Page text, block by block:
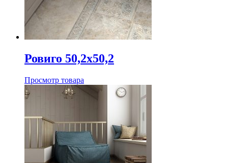
Ровиго 50,2х50,2
Просмотр товара